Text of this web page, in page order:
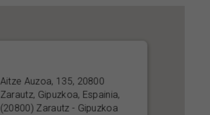
Aitze Auzoa, 135, 20800
Zarautz, Gipuzkoa, Espainia,
(20800) Zarautz - Gipuzkoa